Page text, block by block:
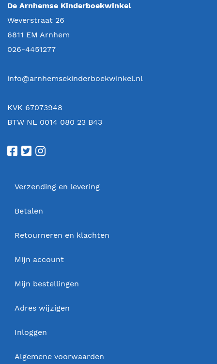
De Arnhemse Kinderboekwinkel
Weverstraat 26
6811 EM Arnhem
026-4451277
info@arnhemsekinderboekwinkel.nl
KVK 67073948
BTW NL 0014 080 23 B43
Verzending en levering
Betalen
Retourneren en klachten
Mijn account
Mijn bestellingen
Adres wijzigen
Inloggen
Algemene voorwaarden